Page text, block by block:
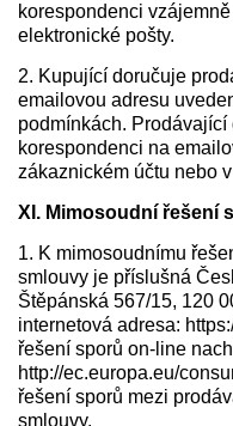
korespondenci
elektronické pošty.
2. Kupující doručuje
emailovou adresu
podmínkách.
korespondenci na
zákaznickém účtu nebo
XI. Mimosoudní řešení
1. K mimosoudnímu
smlouvy je příslušná
Štěpánská 567/15, 120
internetová adresa:
řešení sporů on-line
http://ec.europa.eu/
řešení sporů mezi
smlouvy.